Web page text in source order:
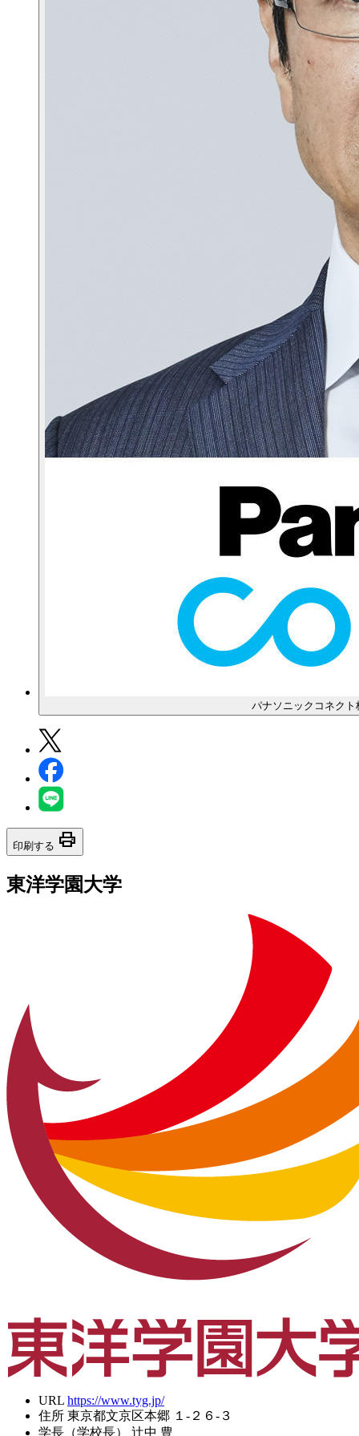
パナソニックコネク
印刷する print
東洋学園大学
URL https://www.tyg.jp/
住所 東京都文京区本郷 １-２６-３
学長（学校長）
辻中 豊